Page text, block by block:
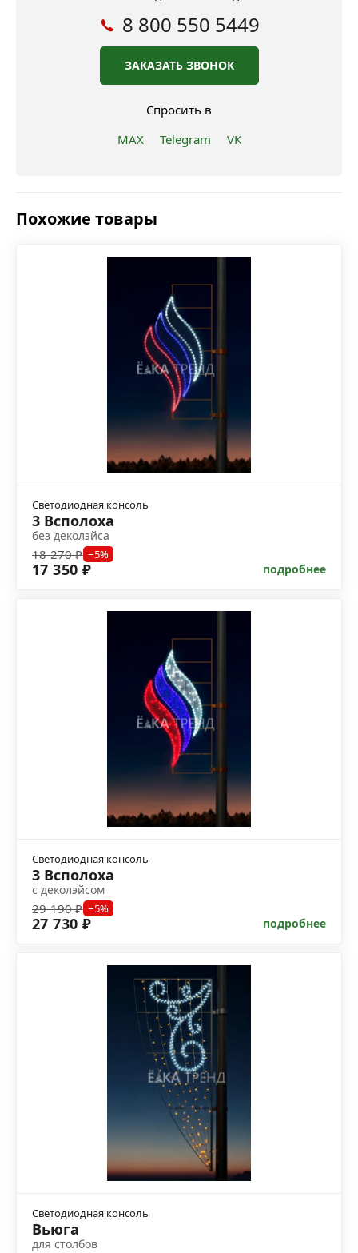
8 800 550 5449
ЗАКАЗАТЬ ЗВОНОК
Спросить в
MAX
Telegram VK
Похожие товары
Светодиодная консоль
3 Всполоха
без деколэйса
18 270 ₽ −5%
17 350 ₽ подробнее
Светодиодная консоль
3 Всполоха
с деколэйсом
29 190 ₽ −5%
27 730 ₽ подробнее
Светодиодная консоль
Вьюга
для столбов